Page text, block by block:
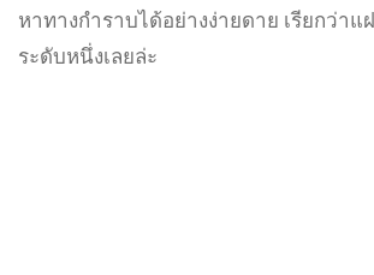
หาทางกำราบได้อย่างง่ายดาย เรียกว่าแ
ระดับหนึ่งเลยล่ะ